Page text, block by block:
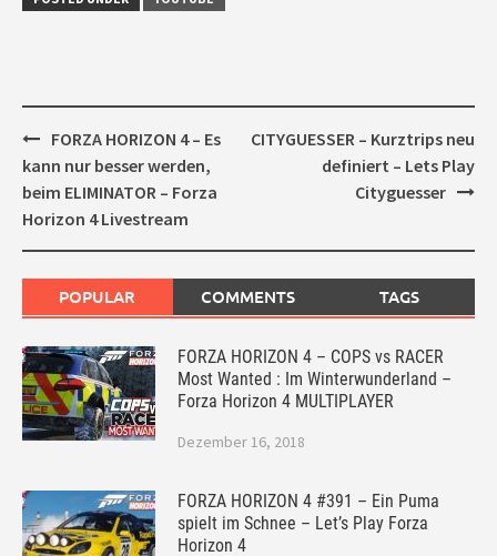
Post
navigation
FORZA HORIZON 4 – Es
kann nur besser werden,
beim ELIMINATOR – Forza
Horizon 4 Livestream
CITYGUESSER – Kurztrips neu
definiert – Lets Play
Cityguesser
POPULAR COMMENTS TAGS
FORZA HORIZON 4 – COPS vs RACER
Most Wanted : Im Winterwunderland –
Forza Horizon 4 MULTIPLAYER
Dezember 16, 2018
FORZA HORIZON 4 #391 – Ein Puma
spielt im Schnee – Let’s Play Forza
Horizon 4